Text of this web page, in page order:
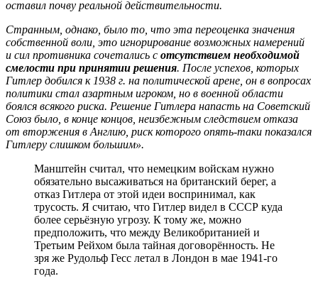
оставил почву реальной действительности.
Странным, однако, было то, что эта переоценка значения
собственной воли, это игнорирование возможных намерений
и сил противника сочетались с отсутствием необходимой
смелости при принятии решения. После успехов, которых
Гитлер добился к 1938 г. на политической арене, он в вопросах
политики стал азартным игроком, но в военной области
боялся всякого риска. Решение Гитлера напасть на Советский
Союз было, в конце концов, неизбежным следствием отказа
от вторжения в Англию, риск которого опять-таки показался
Гитлеру слишком большим».
Манштейн считал, что немецким войскам нужно
обязательно высаживаться на британский берег, а
отказ Гитлера от этой идеи воспринимал, как
трусость. Я считаю, что Гитлер видел в СССР куда
более серьёзную угрозу. К тому же, можно
предположить, что между Великобританией и
Третьим Рейхом была тайная договорённость. Не
зря же Рудольф Гесс летал в Лондон в мае 1941-го
года.